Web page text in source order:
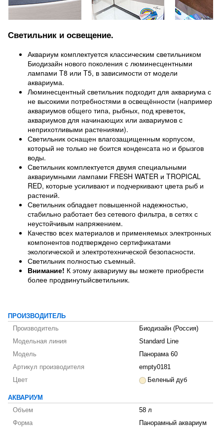
Светильник и освещение.
Аквариум комплектуется классическим светильником
Биодизайн нового поколения с люминесцентными
лампами T8 или T5, в зависимости от модели
аквариума.
Люминесцентный светильник подходит для аквариума с
не высокими потребностями в освещённости (например
аквариумов общего типа, рыбных, под креветок,
аквариумов для начинающих или аквариумов с
неприхотливыми растениями).
Светильник оснащен влагозащищенным корпусом,
который не только не боится конденсата но и брызгов
воды.
Светильник комплектуется двумя специальными
аквариумными лампами FRESH WATER и TROPICAL
RED, которые усиливают и подчеркивают цвета рыб и
растений.
Светильник обладает повышенной надежностью,
стабильно работает без сетевого фильтра, в сетях с
неустойчивым напряжением.
Качество всех материалов и применяемых электронных
компонентов подтверждено сертификатами
экологической и электротехнической безопасности.
Светильник полностью съемный.
Внимание! К этому аквариуму вы можете приобрести
более продвинутыйсветильник.
ПРОИЗВОДИТЕЛЬ
Производитель
Биодизайн (Россия)
Модельная линия
Standard Line
Модель
Панорама 60
Артикул производителя
empty0181
Цвет
Беленый дуб
АКВАРИУМ
Объем
58 л
Форма
Панорамный аквариум